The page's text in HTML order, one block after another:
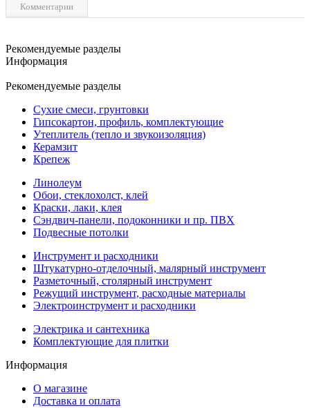
Комментарии
Рекомендуемые разделы
Информация
Рекомендуемые разделы
Сухие смеси, грунтовки
Гипсокартон, профиль, комплектующие
Утеплитель (тепло и звукоизоляция)
Керамзит
Крепеж
Линолеум
Обои, стеклохолст, клей
Краски, лаки, клея
Сэндвич-панели, подоконники и пр. ПВХ
Подвесные потолки
Инструмент и расходники
Штукатурно-отделочный, малярный инструмент
Разметочный, столярный инструмент
Режущий инструмент, расходные материалы
Электроинструмент и расходники
Электрика и сантехника
Комплектующие для плитки
Информация
О магазине
Доставка и оплата